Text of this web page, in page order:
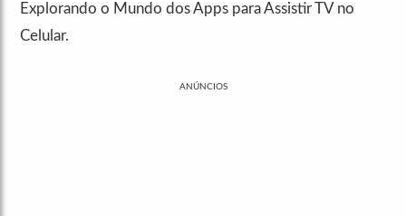
Explorando o Mundo dos Apps para Assistir TV no
Celular.
ANÚNCIOS